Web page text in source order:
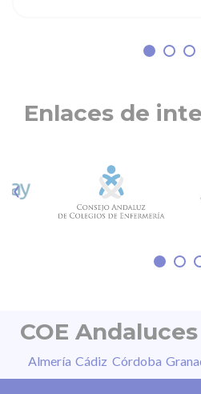
insuperable y una lesión
retinopatía solar, una
fotoquímica de la retina, la
irreversible de la visión,
Enlaces de
‹
COE Andaluces
Almería Cádiz Córdoba